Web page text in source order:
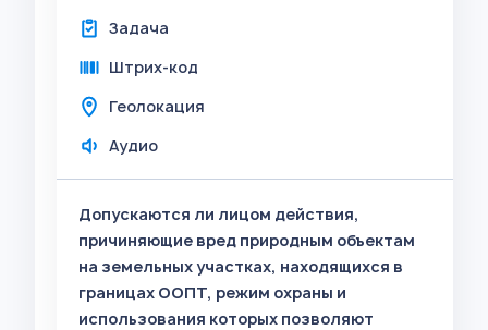
Задача
Штрих-код
Геолокация
Аудио
Допускаются ли лицом действия,
причиняющие вред природным объектам
на земельных участках, находящихся в
границах ООПТ, режим охраны и
использования которых позволяют